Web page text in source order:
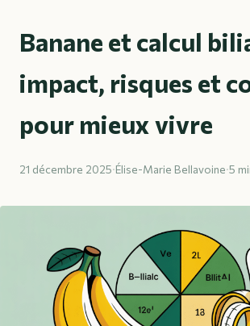
Banane et calcul
impact, risques et
pour mieux vivre
21 décembre 2025·Élise-Marie Bellavoine·5